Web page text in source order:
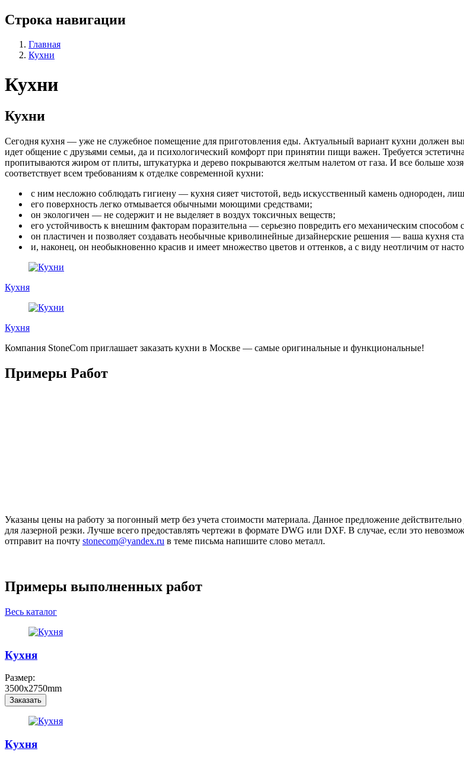
Строка навигации
Главная
Кухни
Кухни
Кухни
Сегодня кухня — уже не служебное помещение для приготовления еды. Актуальный вариант кухни должен
идет общение с друзьями семьи, да и психологический комфорт при принятии пищи важен. Требуется
пропитываются жиром от плиты, штукатурка и дерево покрываются желтым налетом от газа. И все больше
соответствует всем требованиям к отделке современной кухни:
с ним несложно соблюдать гигиену — кухня сияет чистотой, ведь искусственный камень однороден,
его поверхность легко отмывается обычными моющими средствами;
он экологичен — не содержит и не выделяет в воздух токсичных веществ;
его устойчивость к внешним факторам поразительна — серьезно повредить его механическим способом
он пластичен и позволяет создавать необычные криволинейные дизайнерские решения — ваша кухня
и, наконец, он необыкновенно красив и имеет множество цветов и оттенков, а с виду неотличим от
Кухня
Кухня
Компания StoneCom приглашает заказать кухни в Москве — самые оригинальные и функциональные!
Примеры Работ
Указаны цены на работу за погонный метр без учета стоимости материала. Данное предложение
для лазерной резки. Лучше всего предоставлять чертежи в формате DWG или DXF. В случае, если это
отправит на почту stonecom@yandex.ru в теме письма напишите слово металл.
Примеры выполненных работ
Весь каталог
Кухня
Размер:
3500x2750mm
Заказать
Кухня